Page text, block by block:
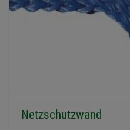
Netzschutzwand